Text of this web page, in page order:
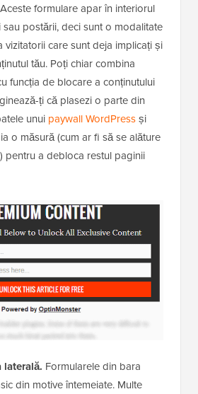
formulare apar în interiorul
postării, deci sunt o modalitate
vizitatorii care sunt deja implicați și
tău. Poți chiar combina
funcția de blocare a conținutului
ți că plasezi o parte din
unui paywall WordPressși
o măsură (cum ar fi să se alăture
pentru a debloca restul paginii
laterală. Formularele din bara
din motive întemeiate. Multe